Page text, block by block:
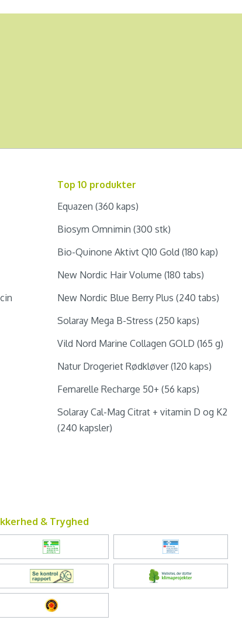
Top 10 produkter
Equazen (360 kaps)
Biosym Omnimin (300 stk)
Bio-Quinone Aktivt Q10 Gold (180 kap)
New Nordic Hair Volume (180 tabs)
New Nordic Blue Berry Plus (240 tabs)
Solaray Mega B-Stress (250 kaps)
Vild Nord Marine Collagen GOLD (165 g)
Natur Drogeriet Rødkløver (120 kaps)
Femarelle Recharge 50+ (56 kaps)
Solaray Cal-Mag Citrat + vitamin D og K2
(240 kapsler)
& Tryghed